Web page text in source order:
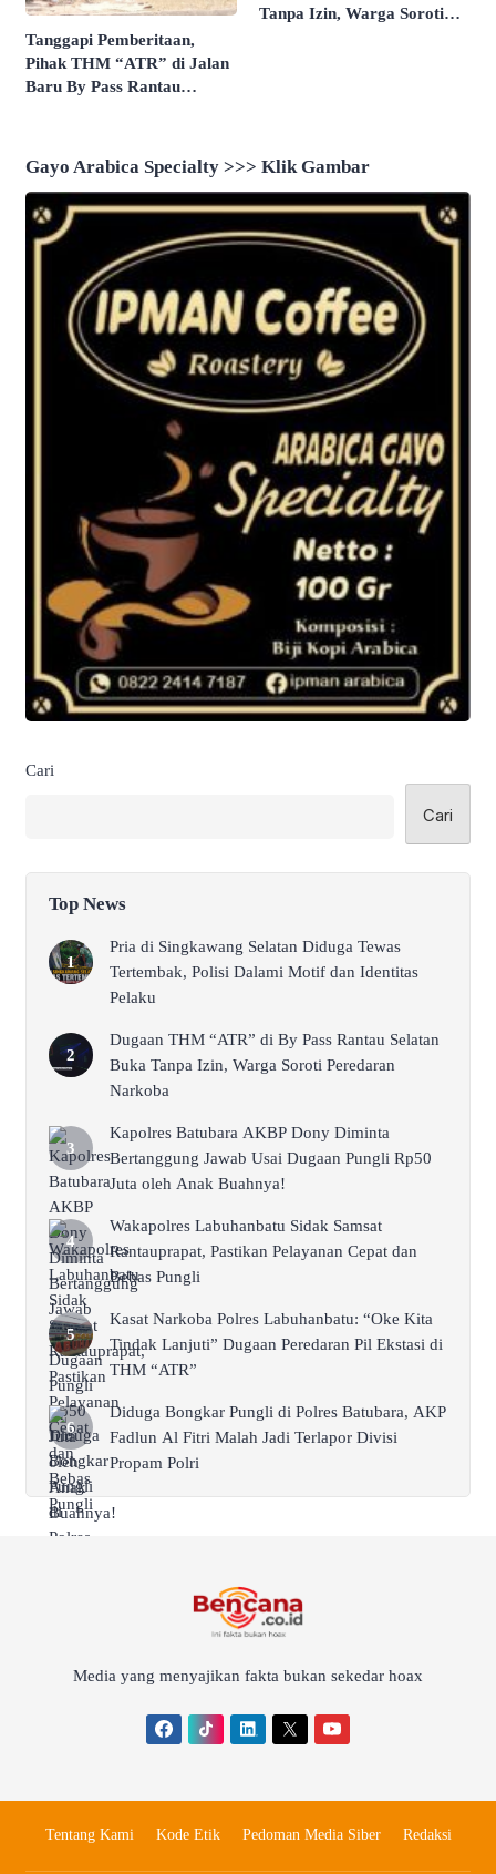
Tanggapi Pemberitaan,
Pihak THM “ATR” di Jalan
Baru By Pass Rantau
Tanpa Izin, Warga Soroti
Gayo Arabica Specialty >>> Klik Gambar
Cari
Cari
Top News
Pria di Singkawang Selatan Diduga Tewas
Tertembak, Polisi Dalami Motif dan Identitas
Pelaku
Dugaan THM “ATR” di By Pass Rantau Selatan
Buka Tanpa Izin, Warga Soroti Peredaran
Narkoba
Kapolres Batubara AKBP Dony Diminta
Bertanggung Jawab Usai Dugaan Pungli Rp50
Juta oleh Anak Buahnya!
Wakapolres Labuhanbatu Sidak Samsat
Rantauprapat, Pastikan Pelayanan Cepat dan
Bebas Pungli
Kasat Narkoba Polres Labuhanbatu: “Oke Kita
Tindak Lanjuti” Dugaan Peredaran Pil Ekstasi di
THM “ATR”
Diduga Bongkar Pungli di Polres Batubara, AKP
Fadlun Al Fitri Malah Jadi Terlapor Divisi
Propam Polri
Media yang menyajikan fakta bukan sekedar hoax
Tentang Kami Kode Etik Pedoman Media Siber Redaksi